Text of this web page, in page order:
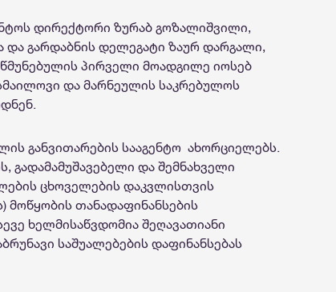
დირექტორი ზურაბ გოზალიშვილი,
გარდაბნის დელეგატი ზაურ დარგალი,
პირველი მოადგილე იოსებ
და მარნეულის საკრებულოს
განვითარების სააგენტო ახორციელებს.
გადამამუშავებელი და შემნახველი
ცხოველების დაკვლისთვის
მოწყობის თანადაფინანსების
ხელმისაწვდომია შეღავათიანი
საშუალებების დაფინანსებას